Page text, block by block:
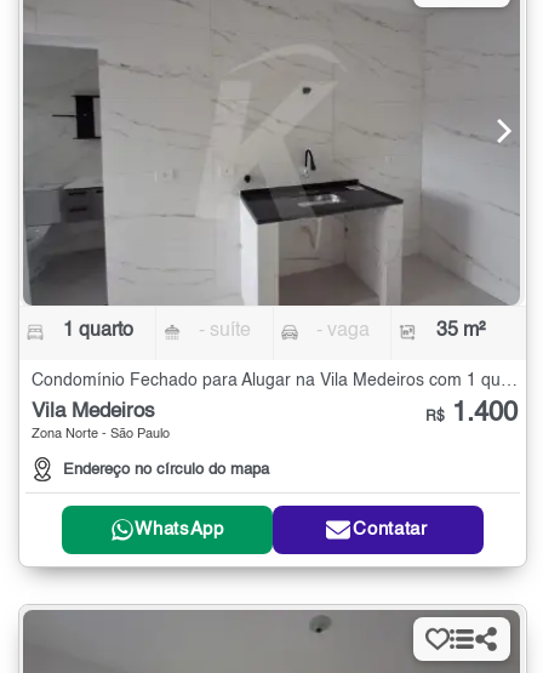
1 quarto - suíte - vaga 35 m²
Vila Medeiros
Zona Norte - São Paulo
Endereço no círculo do mapa
R$ 1.400
WhatsApp Contatar